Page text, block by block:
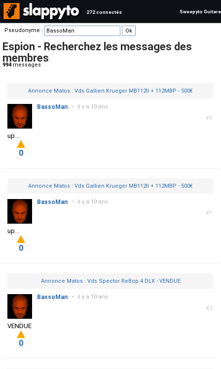
272 connectés Sweepyto Guitare
Pseudonyme :
Espion - Recherchez les messages des
membres
994messages
Annonce Matos : Vds Gallien Krueger MB112II + 112MBP - 500€
#0
BassoMan • il y a 10 ans
up....
0
Annonce Matos : Vds Gallien Krueger MB112II + 112MBP - 500€
#1
BassoMan • il y a 10 ans
up...
0
Annonce Matos : Vds Spector ReBop 4 DLX - VENDUE
#2
BassoMan • il y a 10 ans
VENDUE
0